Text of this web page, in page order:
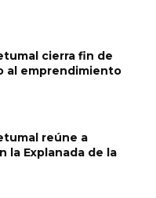
cierra fin de
al emprendimiento
reúne a
la Explanada de la